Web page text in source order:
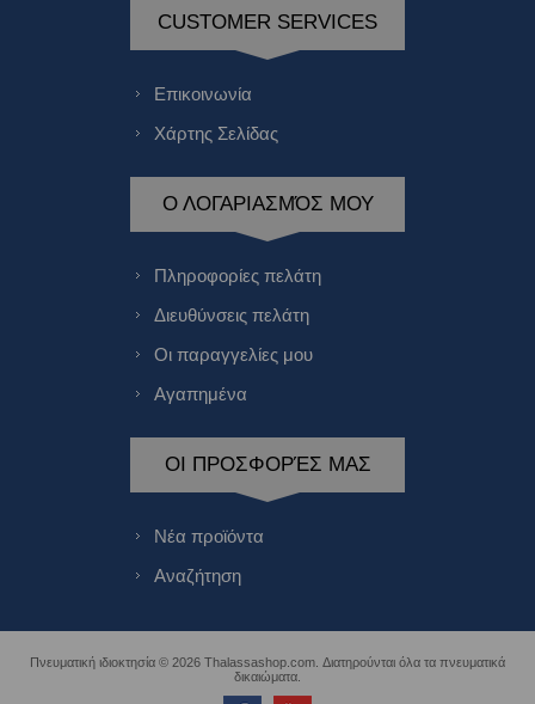
CUSTOMER SERVICES
Επικοινωνία
Χάρτης Σελίδας
Ο ΛΟΓΑΡΙΑΣΜΌΣ ΜΟΥ
Πληροφορίες πελάτη
Διευθύνσεις πελάτη
Οι παραγγελίες μου
Αγαπημένα
ΟΙ ΠΡΟΣΦΟΡΈΣ ΜΑΣ
Νέα προϊόντα
Αναζήτηση
Πνευματική ιδιοκτησία © 2026 Thalassashop.com. Διατηρούνται όλα τα πνευματικά
δικαιώματα.